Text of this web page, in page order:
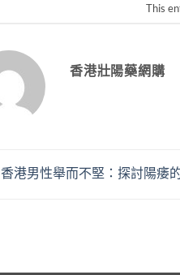
This
香港壯陽藥網購
香港男性舉而不堅：探討陽痿